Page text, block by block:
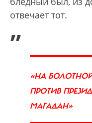
отвечает тот.
„
«НА
ПРОТИВ
МАГАДАН»